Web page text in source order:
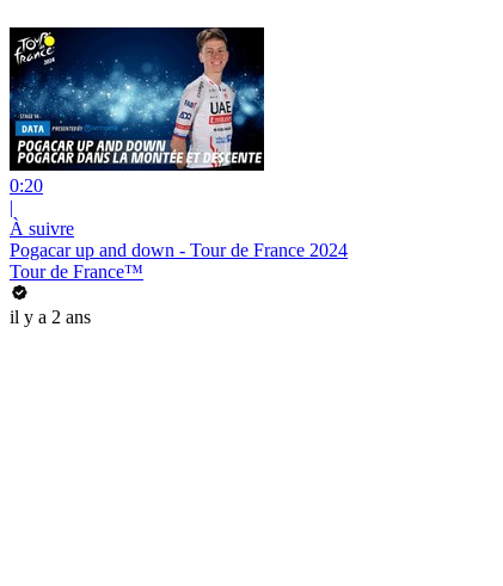
0:20
|
À suivre
Pogacar up and down - Tour de France 2024
Tour de France™
il y a 2 ans